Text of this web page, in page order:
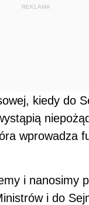
REKLAMA
kiedy do
wprowadza
i nanosimy
i do